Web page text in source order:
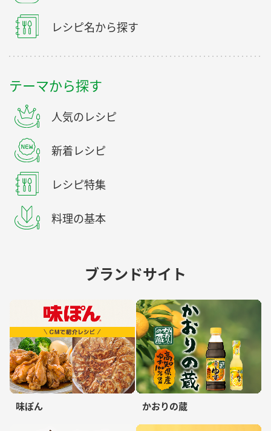
レシピ名から探す
テーマから探す
人気のレシピ
新着レシピ
レシピ特集
料理の基本
ブランドサイト
味ぽん かおりの蔵